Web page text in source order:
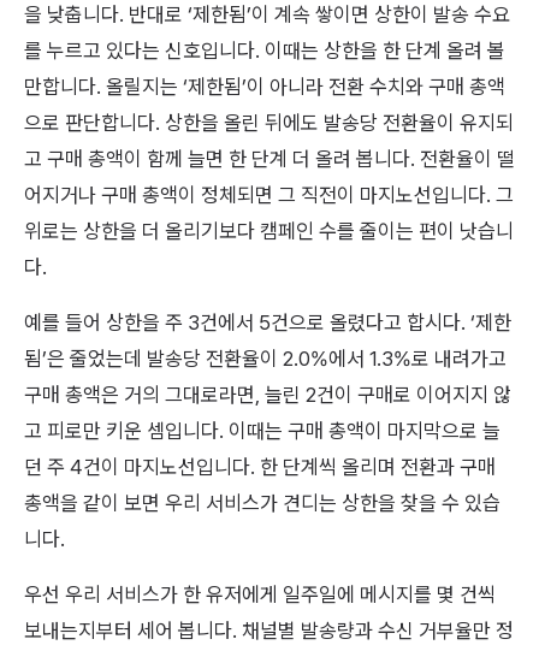
을 낮춥니다. 반대로 ‘제한됨’이 계속 쌓이면 상한이 발송 수요
를 누르고 있다는 신호입니다. 이때는 상한을 한 단계 올려 볼
만합니다. 올릴지는 ‘제한됨’이 아니라 전환 수치와 구매 총액
으로 판단합니다. 상한을 올린 뒤에도 발송당 전환율이 유지되
고 구매 총액이 함께 늘면 한 단계 더 올려 봅니다. 전환율이 떨
어지거나 구매 총액이 정체되면 그 직전이 마지노선입니다. 그
위로는 상한을 더 올리기보다 캠페인 수를 줄이는 편이 낫습니
다.
예를 들어 상한을 주 3건에서 5건으로 올렸다고 합시다. ‘제한
됨’은 줄었는데 발송당 전환율이 2.0%에서 1.3%로 내려가고
구매 총액은 거의 그대로라면, 늘린 2건이 구매로 이어지지 않
고 피로만 키운 셈입니다. 이때는 구매 총액이 마지막으로 늘
던 주 4건이 마지노선입니다. 한 단계씩 올리며 전환과 구매
총액을 같이 보면 우리 서비스가 견디는 상한을 찾을 수 있습
니다.
우선 우리 서비스가 한 유저에게 일주일에 메시지를 몇 건씩
보내는지부터 세어 봅니다. 채널별 발송량과 수신 거부율만 정